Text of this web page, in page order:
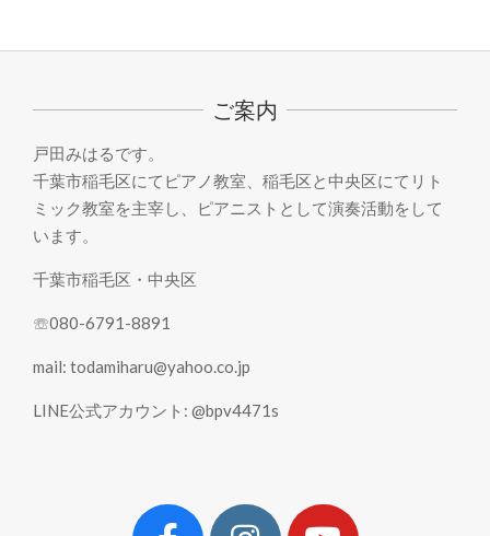
05-
ご案内
戸田みはるです。
千葉市稲毛区にてピアノ教室、稲毛区と中央区にてリト
ミック教室を主宰し、ピアニストとして演奏活動をして
います。
千葉市稲毛区・中央区
☏080-6791-8891
mail: todamiharu@yahoo.co.jp
LINE公式アカウント: @bpv4471s